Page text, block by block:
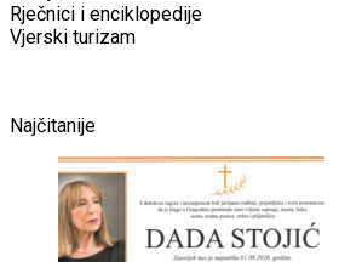
Rječnici i enciklopedije
Vjerski turizam
Najčitanije